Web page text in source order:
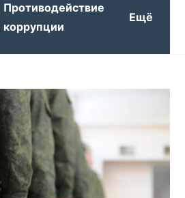
Противодействие
коррупции
Ещё